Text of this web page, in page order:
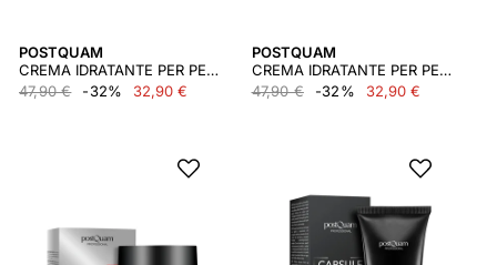
POSTQUAM
CREMA IDRATANTE PER PELLI NORMALI 200 ML.
47,90 €
-32% 32,90 €
POSTQUAM
CREMA IDRATANTE PER PELLI SECCHE 200 ML.
47,90 €
-32% 32,90 €